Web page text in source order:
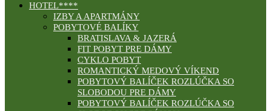
HOTEL****
IZBY A APARTMÁNY
POBYTOVÉ BALÍKY
BRATISLAVA & JAZERÁ
FIT POBYT PRE DÁMY
CYKLO POBYT
ROMANTICKÝ MEDOVÝ VÍKEND
POBYTOVÝ BALÍČEK ROZLÚČKA SO
SLOBODOU PRE DÁMY
POBYTOVÝ BALÍČEK ROZLÚČKA SO